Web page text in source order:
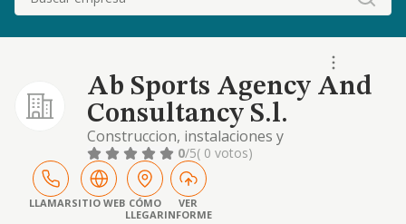
Ab Sports Agency And
Consultancy S.l.
Construccion, instalaciones y
mantenimiento, comercio al por mayor y
menor, distribucion comercial, importacion y
exportacion, actividades inmobiliarias,
industrias manufactureras y textiles, etc
0/5( 0 votos)
LLAMARSITIO WEB CÓMO
LLEGAR
VER
INFORME